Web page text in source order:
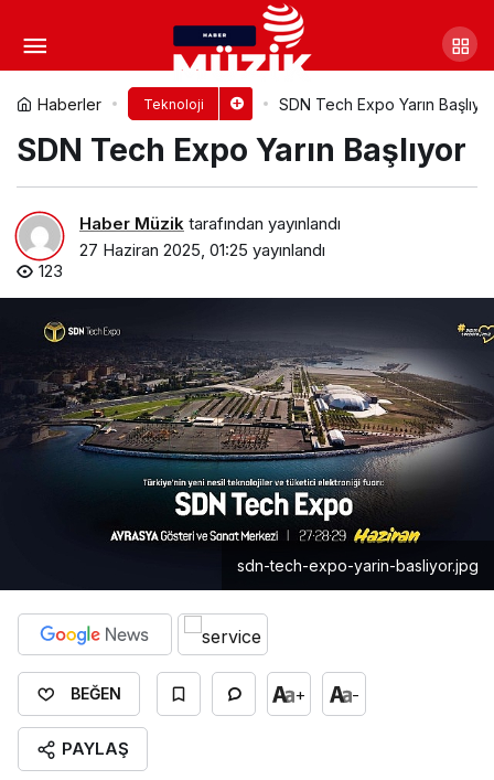
Haberler Teknoloji SDN Tech Expo Yarın
SDN Tech Expo Yarın Başlıyor
Haber Müzik tarafından yayınlandı
27 Haziran 2025, 01:25 yayınlandı
123
sdn-tech-expo-yarin-basliyor.jpg
BEĞEN + -
PAYLAŞ
Kaspersky, ChatGPT kılığına
giren siber saldırıların 2025’in
başlarında %115 arttığı konusunda
uyardı
Yorum Yap